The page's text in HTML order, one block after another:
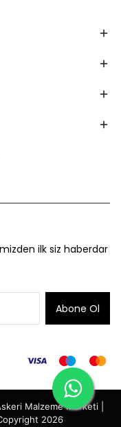
ilk siz haberdar
Abone Ol
Malzeme Marketi |
2026